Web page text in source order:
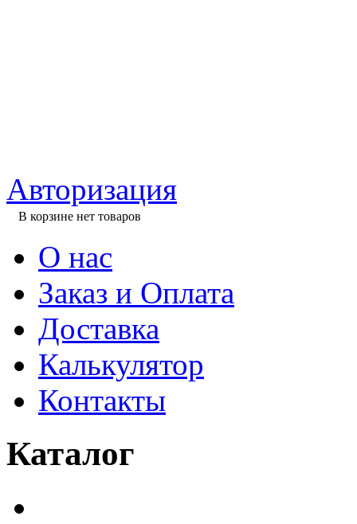
Авторизация
В корзине нет товаров
О нас
Заказ и Оплата
Доставка
Калькулятор
Контакты
Каталог